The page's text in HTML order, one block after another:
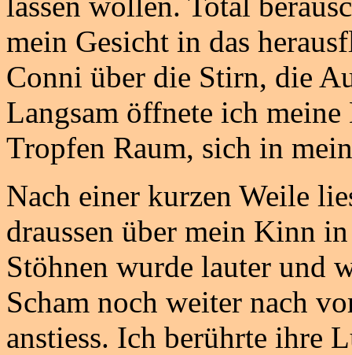
mein Gesicht in das
Conni über die Stirn, die
Langsam öffnete ich
Tropfen Raum, sich in
Nach einer kurzen Weile
draussen über mein Kinn
Stöhnen wurde lauter und
Scham noch weiter nach
anstiess. Ich berührte ihre